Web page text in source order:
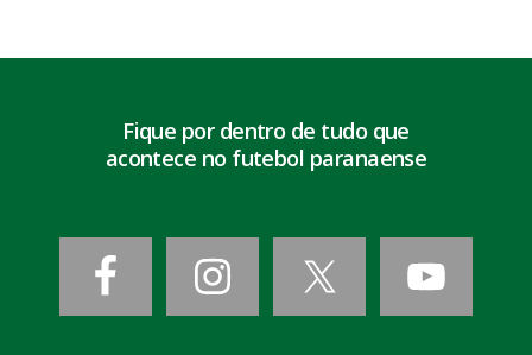
Fique por dentro de tudo que
acontece no futebol paranaense